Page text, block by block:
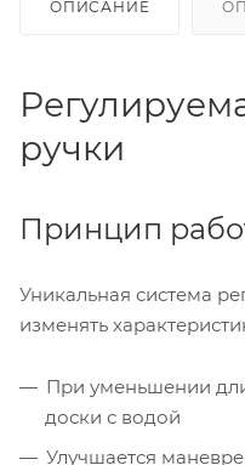
ОПИСАНИЕ
ручки
Принцип
Уникальная система
изменять
При уменьшении
доски с водой
Улучшается